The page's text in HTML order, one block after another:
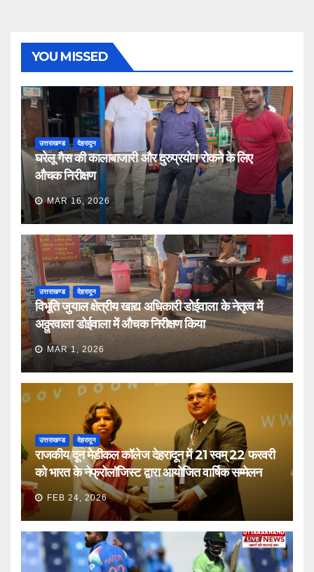
YOU MISSED
उत्तराखण्ड देहरादून
घरेलू गैस की कालाबाजारी और दुरुप्रयोग रोकने के लिए
औचक निरीक्षण
MAR 16, 2026
उत्तराखण्ड देहरादून
विभूति जुयाल क्षेत्रीय खाद्य अधिकारी डोईवाला के नेतृत्व में
अठ्ठुरवाला डोईवाला में औचक निरीक्षण किया
MAR 1, 2026
उत्तराखण्ड देहरादून
राजकीय दून मेडीकल कॉलेज देहरादून में 21 स्वम् 22 फरवरी
को भारत के नेफ्रोलॉजिस्ट द्वारा आयोजित वार्षिक सम्मेलन
FEB 24, 2026